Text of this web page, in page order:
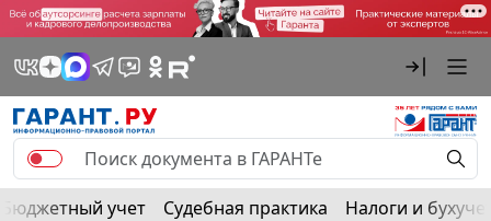
Бюджетный учет Судебная практика Налоги и